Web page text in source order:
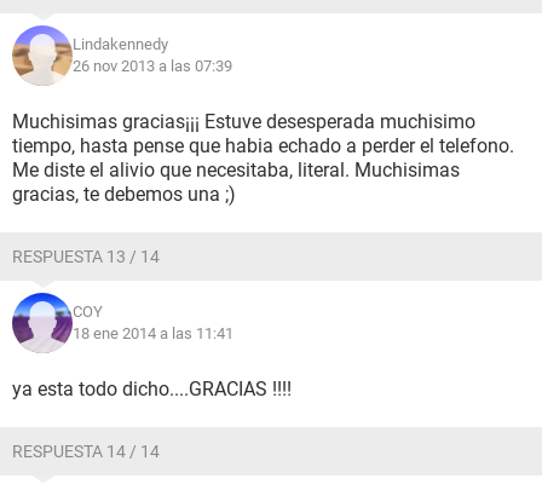
Lindakennedy
26 nov 2013 a las 07:39
Muchisimas gracias¡¡¡ Estuve desesperada muchisimo
tiempo, hasta pense que habia echado a perder el telefono.
Me diste el alivio que necesitaba, literal. Muchisimas
gracias, te debemos una ;)
RESPUESTA 13 / 14
COY
18 ene 2014 a las 11:41
ya esta todo dicho....GRACIAS !!!!
RESPUESTA 14 / 14